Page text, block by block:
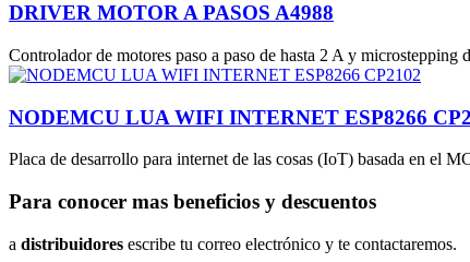
DRIVER MOTOR A PASOS A4988
Controlador de motores paso a paso de hasta 2 A y microstepping
NODEMCU LUA WIFI INTERNET ESP8266
Placa de desarrollo para internet de las cosas (IoT) basada en el
Para conocer mas beneficios y descuentos
a distribuidores escribe tu correo electrónico y te contactaremos.